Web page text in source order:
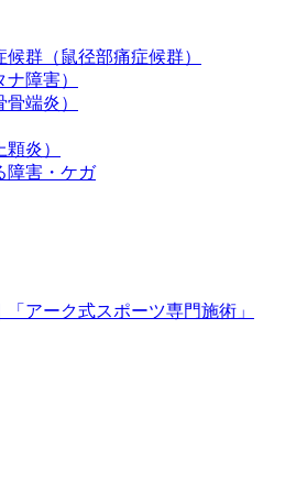
群（鼠径部痛症候群）
障害）
端炎）
炎）
障害・ケガ
アーク式スポーツ専門施術」